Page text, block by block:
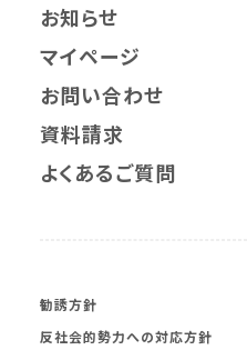
お知らせ
マイページ
お問い合わせ
資料請求
よくあるご質問
勧誘方針
反社会的勢力への対応方針